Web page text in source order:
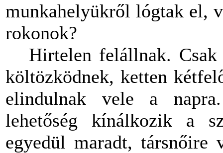
munkahelyükről lógtak el,
rokonok?
Hirtelen felállnak. Csak
költözködnek, ketten
elindulnak vele a
lehetőség kínálkozik a
egyedül maradt, társnőire